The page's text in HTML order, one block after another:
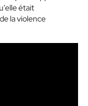
était
la violence